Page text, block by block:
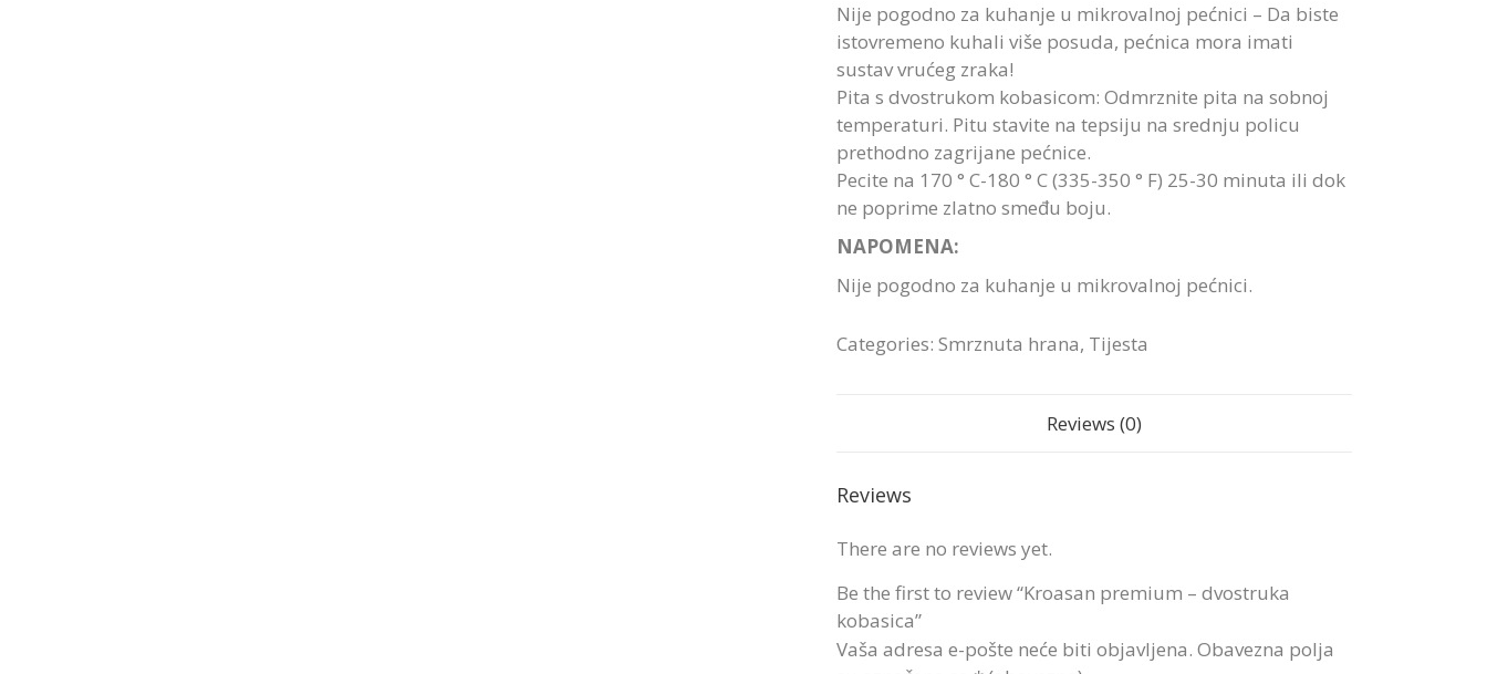
Nije pogodno za kuhanje u mikrovalnoj pećnici – Da biste
istovremeno kuhali više posuda, pećnica mora imati
sustav vrućeg zraka!
Pita s dvostrukom kobasicom: Odmrznite pita na sobnoj
temperaturi. Pitu stavite na tepsiju na srednju policu
prethodno zagrijane pećnice.
Pecite na 170 ° C-180 ° C (335-350 ° F) 25-30 minuta ili dok
ne poprime zlatno smeđu boju.
NAPOMENA:
Nije pogodno za kuhanje u mikrovalnoj pećnici.
Categories: Smrznuta hrana, Tijesta
Reviews (0)
Reviews
There are no reviews yet.
Be the first to review “Kroasan premium – dvostruka
kobasica”
Vaša adresa e-pošte neće biti objavljena. Obavezna polja